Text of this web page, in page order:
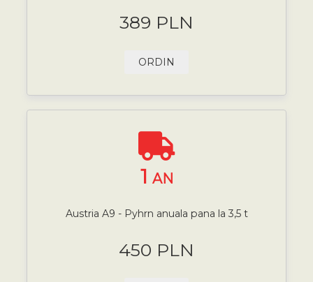
389 PLN
ORDIN
1 AN
Austria A9 - Pyhrn anuala pana la 3,5 t
450 PLN